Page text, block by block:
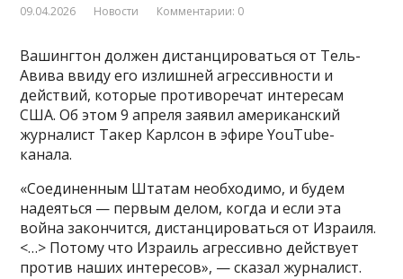
09.04.2026 Новости Комментарии: 0
Вашингтон должен дистанцироваться от Тель-
Авива ввиду его излишней агрессивности и
действий, которые противоречат интересам
США. Об этом 9 апреля заявил американский
журналист Такер Карлсон в эфире YouTube-
канала.
«Соединенным Штатам необходимо, и будем
надеяться — первым делом, когда и если эта
война закончится, дистанцироваться от Израиля.
<…> Потому что Израиль агрессивно действует
против наших интересов», — сказал журналист.